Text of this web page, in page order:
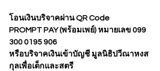
โอนเงินบริจาคผ่าน QR Code
PROMPT PAY (พร้อมเพย์) หมายเลข 099
300 0195 906
หรือบริจาคเงินเข้าบัญชี มูลนิธิปวีณาหงส
กุลเพื่อเด็กและสตรี